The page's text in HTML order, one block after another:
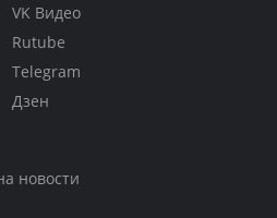
VK Видео
Rutube
Telegram
Дзен
новости